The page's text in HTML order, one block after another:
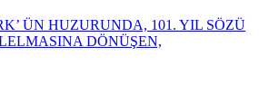
ÜN HUZURUNDA, 101. YIL SÖZÜ
DÖNÜŞEN,